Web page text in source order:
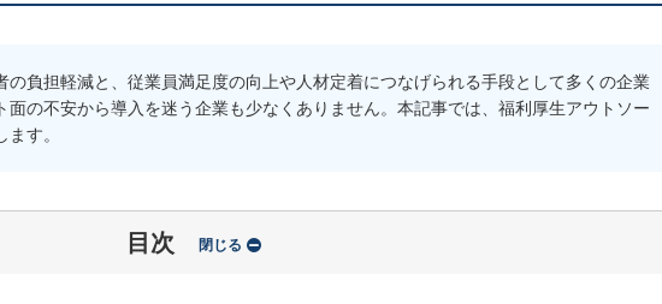
負担軽減と、従業員満足度の向上や人材定着につなげられる手段として多くの企業
面の不安から導入を迷う企業も少なくありません。本記事では、福利厚生アウトソー
す。
目次 閉じる